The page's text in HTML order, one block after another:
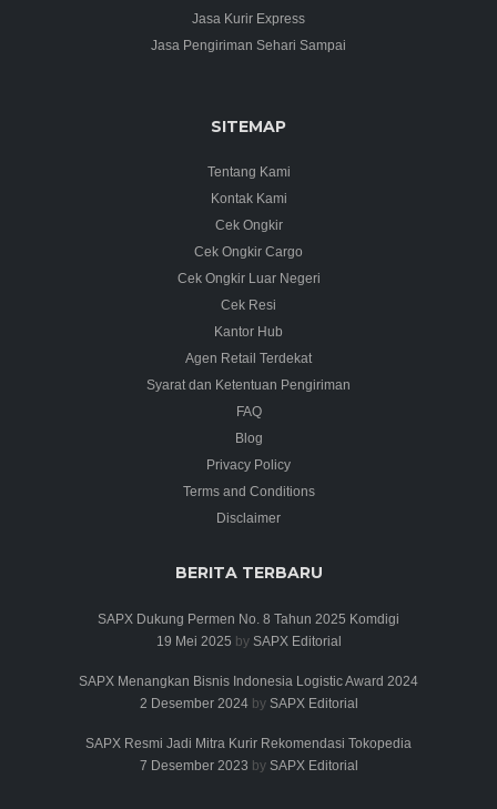
Jasa Kurir Express
Jasa Pengiriman Sehari Sampai
SITEMAP
Tentang Kami
Kontak Kami
Cek Ongkir
Cek Ongkir Cargo
Cek Ongkir Luar Negeri
Cek Resi
Kantor Hub
Agen Retail Terdekat
Syarat dan Ketentuan Pengiriman
FAQ
Blog
Privacy Policy
Terms and Conditions
Disclaimer
BERITA TERBARU
SAPX Dukung Permen No. 8 Tahun 2025 Komdigi
19 Mei 2025 by SAPX Editorial
SAPX Menangkan Bisnis Indonesia Logistic Award 2024
2 Desember 2024by SAPX Editorial
SAPX Resmi Jadi Mitra Kurir Rekomendasi Tokopedia
7 Desember 2023 by SAPX Editorial